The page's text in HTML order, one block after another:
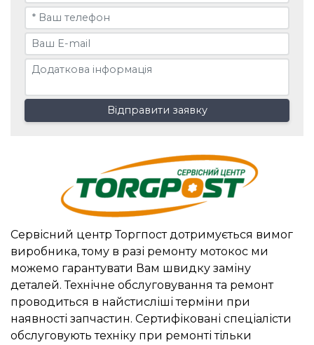
Сервісний центр Торгпост дотримується вимог
виробника, тому в разі ремонту мотокос ми
можемо гарантувати Вам швидку заміну
деталей. Технічне обслуговування та ремонт
проводиться в найстисліші терміни при
наявності запчастин. Сертифіковані спеціалісти
обслуговують техніку при ремонті тільки
Відправити заявку